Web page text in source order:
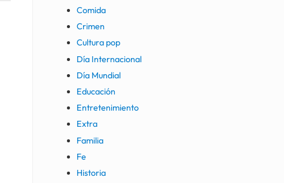
Comida
Crimen
Cultura pop
Día Internacional
Día Mundial
Educación
Entretenimiento
Extra
Familia
Fe
Historia